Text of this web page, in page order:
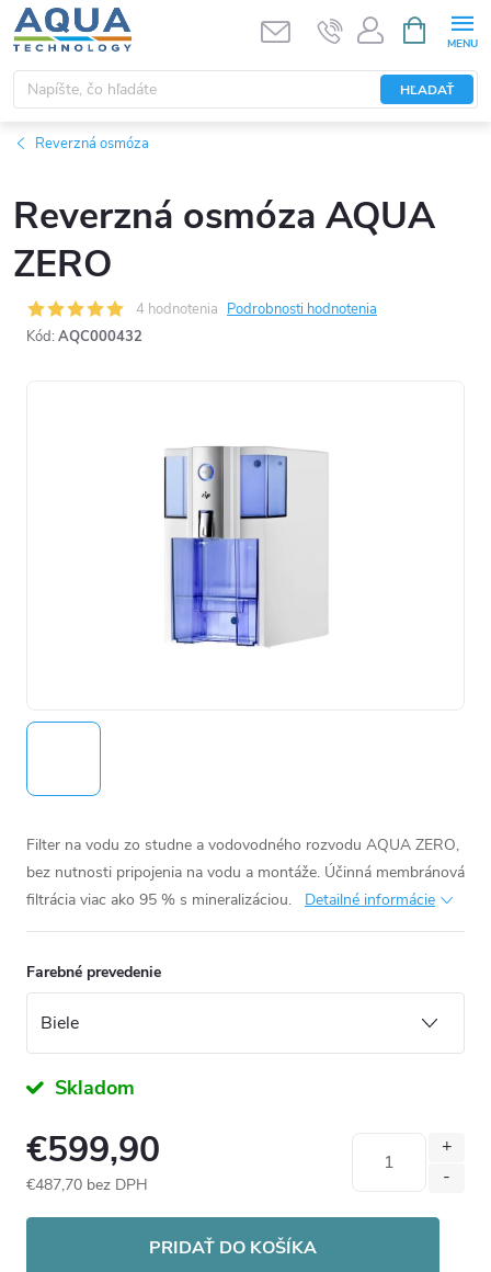
Prejsť
na
obsah
HĽADAŤ
KOŠÍK
Reverzná osmóza
Reverzná osmóza AQUA
ZERO
4 hodnotenia Podrobnosti hodnotenia
Kód: AQC000432
Filter na vodu zo studne a vodovodného rozvodu AQUA ZERO,
bez nutnosti pripojenia na vodu a montáže. Účinná membránová
filtrácia viac ako 95 % s mineralizáciou.
Detailné informácie
Farebné prevedenie
Skladom
€599,90
€487,70 bez DPH
PRIDAŤ DO KOŠÍKA